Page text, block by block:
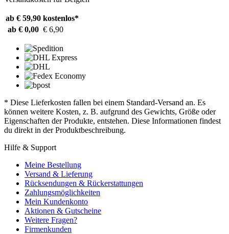
ab € 59,90 kostenlos*
ab € 0,00 € 6,90
* Diese Lieferkosten fallen bei einem Standard-Versand an. Es
können weitere Kosten, z. B. aufgrund des Gewichts, Größe oder
Eigenschaften der Produkte, entstehen. Diese Informationen findest
du direkt in der Produktbeschreibung.
Hilfe & Support
Meine Bestellung
Versand & Lieferung
Rücksendungen & Rückerstattungen
Zahlungsmöglichkeiten
Mein Kundenkonto
Aktionen & Gutscheine
Weitere Fragen?
Firmenkunden